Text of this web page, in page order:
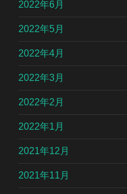
2022年6月
2022年5月
2022年4月
2022年3月
2022年2月
2022年1月
2021年12月
2021年11月